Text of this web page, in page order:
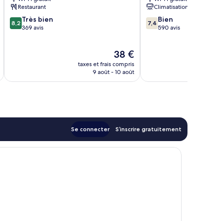
Restaurant
8.2
sur
8,2 Très bien
369 avis
Le
nouveau
prix
38 €
taxes et frais compris
9 août - 10 août
Climatisation
7.4
sur
7,4 Bien
590 avis
Se connecter S’inscrire gratuitement